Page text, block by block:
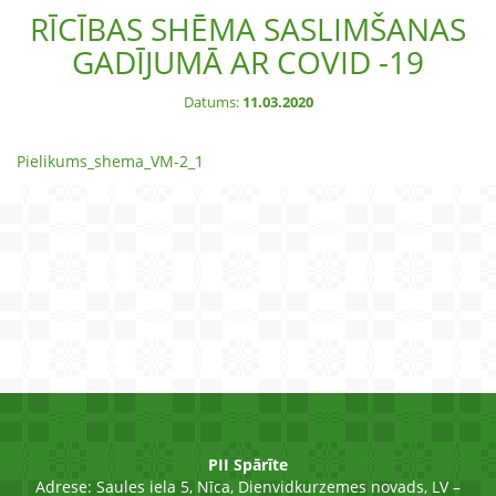
RĪCĪBAS SHĒMA SASLIMŠANAS
GADĪJUMĀ AR COVID -19
Datums: 11.03.2020
Pielikums_shema_VM-2_1
PII Spārīte
Adrese: Saules iela 5, Nīca, Dienvidkurzemes novads, LV –